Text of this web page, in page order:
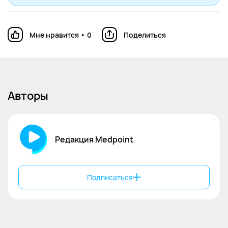
Experimental Allergy. — 2016. — Vol. 46, №
11. — P. 1331–1344.
of the American College of Allergy,
Asthma, & Immunology. – 2023. – Т. 130. –
5. Quinn J. CDC Yellow Book: Health
Information for International Travel.
[Электронный ресурс]. — 2026. — URL
https://www.cdc.gov/yellow-
book/hcp/travelers-with-additional-
considerations/severely-allergic-
Мне нравится • 0 Поделиться
Авторы
Редакция Medpoint
Подписаться